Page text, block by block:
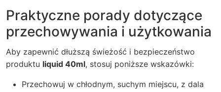
Praktyczne porady dotyczące
przechowywania i użytkowania
Aby zapewnić dłuższą świeżość i bezpieczeństwo
produktu liquid 40ml, stosuj poniższe wskazówki:
Przechowuj w chłodnym, suchym miejscu, z dala